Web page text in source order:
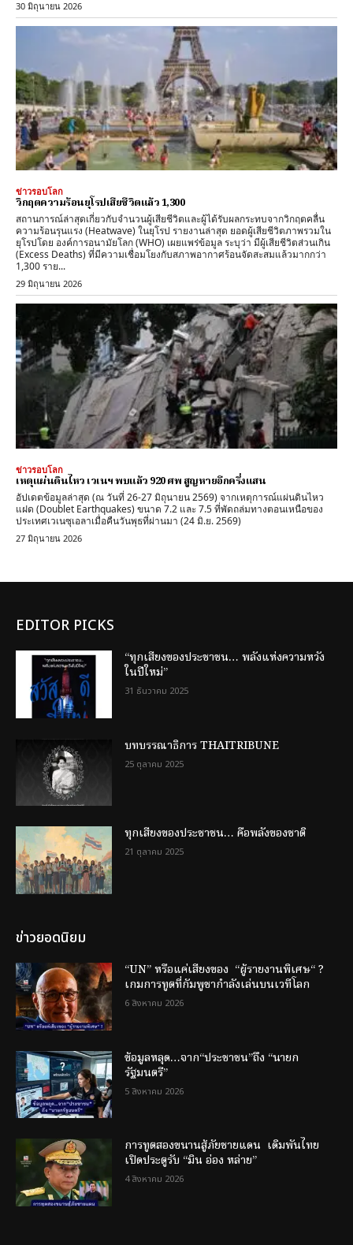
30 มิถุนายน 2026
ข่าวรอบโลก
วิกฤตความร้อนยุโรปเสียชีวิตแล้ว 1,300
สถานการณ์ล่าสุดเกี่ยวกับจำนวนผู้เสียชีวิตและผู้ได้รับผลกระทบจากวิกฤตคลื่น
ความร้อนรุนแรง (Heatwave) ในยุโรป รายงานล่าสุด ​ยอดผู้เสียชีวิตภาพรวมใน
ยุโรปโดย ​องค์การอนามัยโลก (WHO) เผยแพร่ข้อมูล ระบุว่า มีผู้เสียชีวิตส่วนเกิน
(Excess Deaths) ที่มีความเชื่อมโยงกับสภาพอากาศร้อนจัดสะสมแล้วมากกว่า
1,300 ราย...
29 มิถุนายน 2026
ข่าวรอบโลก
เหตุแผ่นดินไหว เวเนฯ พบแล้ว 920 ศพ สูญหายอีกครึ่งแสน
อัปเดตข้อมูลล่าสุด (ณ วันที่ 26-27 มิถุนายน 2569) จากเหตุการณ์แผ่นดินไหว
แฝด (Doublet Earthquakes) ขนาด 7.2 และ 7.5 ที่พัดถล่มทางตอนเหนือของ
ประเทศเวเนซุเอลาเมื่อคืนวันพุธที่ผ่านมา (24 มิ.ย. 2569)
27 มิถุนายน 2026
EDITOR PICKS
“ทุกเสียงของประชาชน… พลังแห่งความหวัง
ในปีใหม่”
31 ธันวาคม 2025
บทบรรณาธิการ THAITRIBUNE
25 ตุลาคม 2025
ทุกเสียงของประชาชน… คือพลังของชาติ
21 ตุลาคม 2025
ข่าวยอดนิยม
“UN” หรือแค่เสียงของ “ผู้รายงานพิเศษ“ ?
เกมการทูตที่กัมพูชากำลังเล่นบนเวทีโลก
6 สิงหาคม 2026
ข้อมูลหลุด…จาก“ประชาชน”ถึง “นายก
รัฐมนตรี”
5 สิงหาคม 2026
การทูตสองขนานสู้ภัยชายแดน เดิมพันไทย
เปิดประตูรับ “มิน อ่อง หล่าย”
4 สิงหาคม 2026